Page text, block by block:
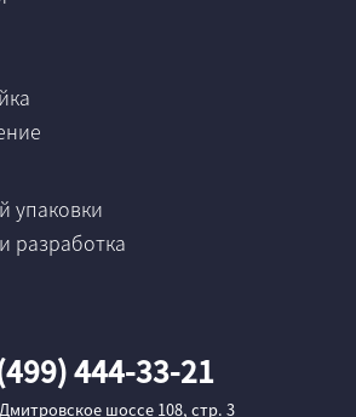
упаковки
разработка
444-33-21
шоссе 108, стр. 3